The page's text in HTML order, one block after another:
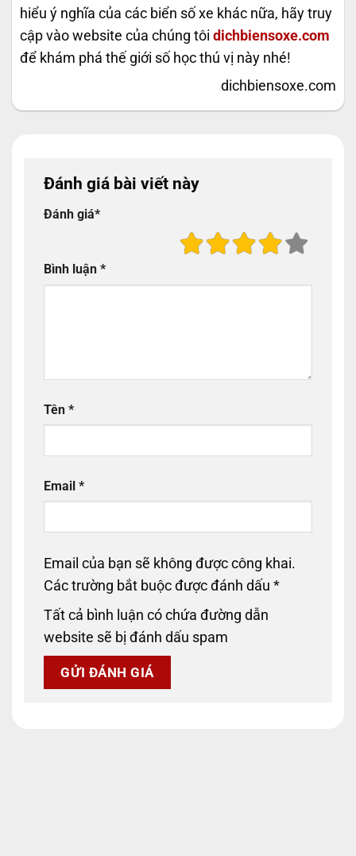
hiểu ý nghĩa của các biển số xe khác nữa, hãy truy
cập vào website của chúng tôi dichbiensoxe.com
để khám phá thế giới số học thú vị này nhé!
dichbiensoxe.com
Đánh giá bài viết này
Đánh giá*
Bình luận *
Tên *
Email *
Email của bạn sẽ không được công khai.
Các trường bắt buộc được đánh dấu *
Tất cả bình luận có chứa đường dẫn
website sẽ bị đánh dấu spam